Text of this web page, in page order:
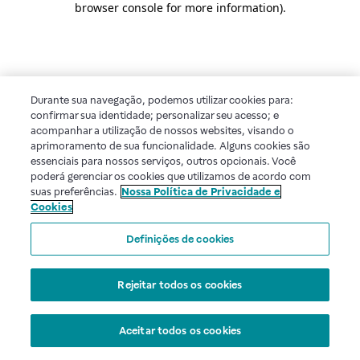
browser console for more information).
Durante sua navegação, podemos utilizar cookies para:
confirmar sua identidade; personalizar seu acesso; e
acompanhar a utilização de nossos websites, visando o
aprimoramento de sua funcionalidade. Alguns cookies são
essenciais para nossos serviços, outros opcionais. Você
poderá gerenciar os cookies que utilizamos de acordo com
suas preferências. Nossa Política de Privacidade e
Cookies
Definições de cookies
Rejeitar todos os cookies
Aceitar todos os cookies